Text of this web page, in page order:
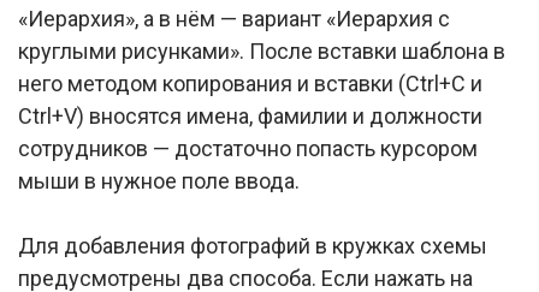
«Иерархия», а в нём — вариант «Иерархия с
круглыми рисунками». После вставки шаблона в
него методом копирования и вставки (Ctrl+C и
Ctrl+V) вносятся имена, фамилии и должности
сотрудников — достаточно попасть курсором
мыши в нужное поле ввода.
Для добавления фотографий в кружках схемы
предусмотрены два способа. Если нажать на